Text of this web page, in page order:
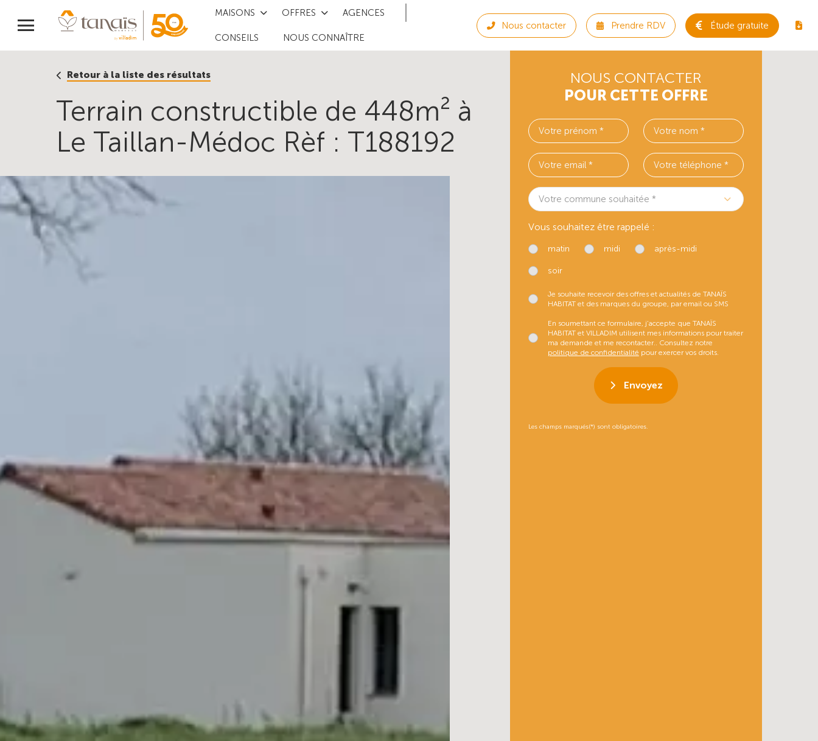
MAISONS OFFRES AGENCES
CONSEILS NOUS CONNAÎTRE
Nous contacter Prendre RDV Étude gratuite
Retour à la liste des résultats
Terrain constructible de 448m² à
Le Taillan-Médoc Rèf : T188192
NOUS CONTACTER
POUR CETTE OFFRE
Votre commune souhaitée *
Vous souhaitez être rappelé :
matin midi après-midi
soir
Je souhaite recevoir des offres et actualités de TANAÏS
HABITAT et des marques du groupe, par email ou SMS
En soumettant ce formulaire, j’accepte que TANAÏS
HABITAT et VILLADIM utilisent mes informations pour traiter
ma demande et me recontacter.. Consultez notre
politique de confidentialité pour exercer vos droits.
Envoyez
Les champs marqués(*) sont obligatoires.